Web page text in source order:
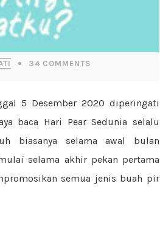
34 COMMENTS
baca Hari Pear Sedunia selalu
biasanya selama awal bulan
selama akhir pekan pertama
semua jenis buah pir